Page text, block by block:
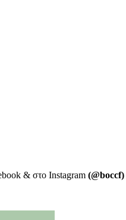
& στο Instagram (@boccf)